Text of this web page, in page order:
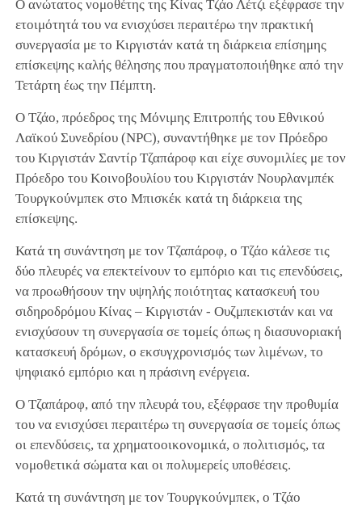
Ο ανώτατος νομοθέτης της Κίνας Τζάο Λέτζι εξέφρασε την
ετοιμότητά του να ενισχύσει περαιτέρω την πρακτική
συνεργασία με το Κιργιστάν κατά τη διάρκεια επίσημης
επίσκεψης καλής θέλησης που πραγματοποιήθηκε από την
Τετάρτη έως την Πέμπτη.
Ο Τζάο, πρόεδρος της Μόνιμης Επιτροπής του Εθνικού
Λαϊκού Συνεδρίου (NPC), συναντήθηκε με τον Πρόεδρο
του Κιργιστάν Σαντίρ Τζαπάροφ και είχε συνομιλίες με τον
Πρόεδρο του Κοινοβουλίου του Κιργιστάν Νουρλανμπέκ
Τουργκούνμπεκ στο Μπισκέκ κατά τη διάρκεια της
επίσκεψης.
Κατά τη συνάντηση με τον Τζαπάροφ, ο Τζάο κάλεσε τις
δύο πλευρές να επεκτείνουν το εμπόριο και τις επενδύσεις,
να προωθήσουν την υψηλής ποιότητας κατασκευή του
σιδηροδρόμου Κίνας – Κιργιστάν - Ουζμπεκιστάν και να
ενισχύσουν τη συνεργασία σε τομείς όπως η διασυνοριακή
κατασκευή δρόμων, ο εκσυγχρονισμός των λιμένων, το
ψηφιακό εμπόριο και η πράσινη ενέργεια.
Ο Τζαπάροφ, από την πλευρά του, εξέφρασε την προθυμία
του να ενισχύσει περαιτέρω τη συνεργασία σε τομείς όπως
οι επενδύσεις, τα χρηματοοικονομικά, ο πολιτισμός, τα
νομοθετικά σώματα και οι πολυμερείς υποθέσεις.
Κατά τη συνάντηση με τον Τουργκούνμπεκ, ο Τζάο